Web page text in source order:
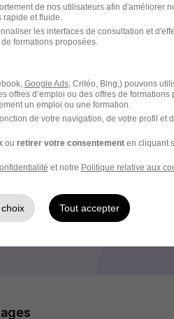
engagés
l'offre à laquelle vous postulez.
d'enseignement technique de
des 3 grandes écoles : Saintes,
de nos utilisateurs afin d'améliorer
et fluide.
les interfaces de consultation et
formations proposées.
Google Ads, Critéo, Bing,) pouvons
offres d’emploi ou des offres de formations
un emploi ou une formation.
de votre navigation, de votre profil et
ou retirer votre consentementen cliquant
et notre Politique relative aux
Tout accepter